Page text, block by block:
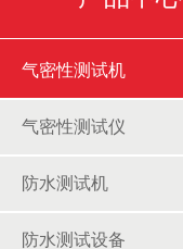
气密性测试机
气密性测试仪
防水测试机
防水测试设备